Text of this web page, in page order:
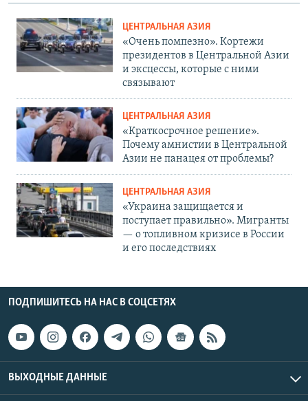
ЦЕНТРАЛЬНАЯ АЗИЯ
«Очень помпезно». Кортежи
президентов в Центральной Азии
и эксцессы, которые с ними
связывают
ЦЕНТРАЛЬНАЯ АЗИЯ
«Краткосрочное решение».
Почему амнистии в Центральной
Азии не панацея от проблемы?
ЦЕНТРАЛЬНАЯ АЗИЯ
«Украина защищается и
поступает правильно». Мигранты
— о топливном кризисе в России
и его последствиях
ПОДПИШИТЕСЬ НА НАС В СОЦСЕТЯХ
ВЫХОДНЫЕ ДАННЫЕ